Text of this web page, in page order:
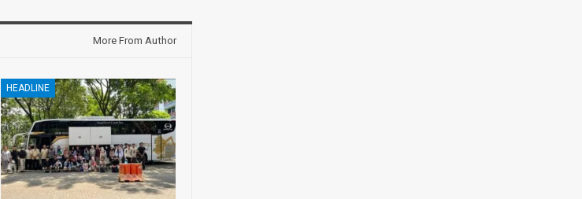
More From Author
HEADLINE